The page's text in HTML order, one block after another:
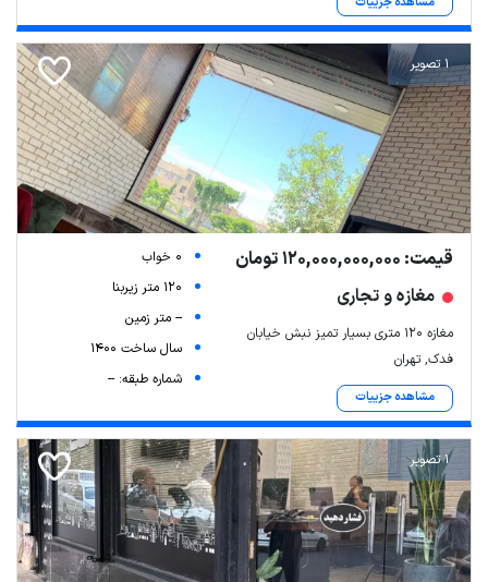
1 تصویر
قیمت: 120,000,000,000 تومان
مغازه و تجاری
مغازه ۱۲۰ متری بسیار تمیز نبش خیابان
فدک, تهران
مشاهده جزییات
0 خواب
120 متر زیربنا
-- متر زمین
سال ساخت 1400
شماره طبقه: --
1 تصویر